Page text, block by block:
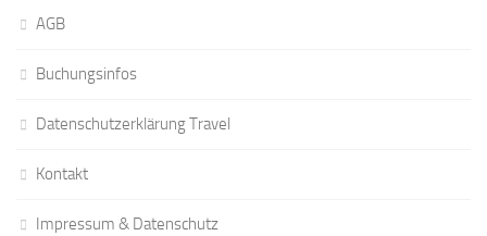
AGB
Buchungsinfos
Datenschutzerklärung Travel
Kontakt
Impressum & Datenschutz